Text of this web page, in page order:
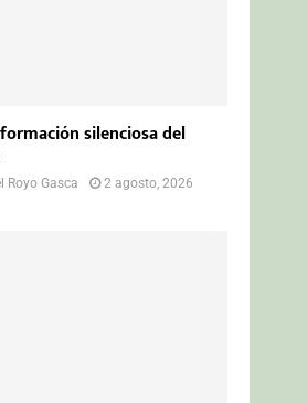
silenciosa del
Royo Gasca
2 agosto, 2026